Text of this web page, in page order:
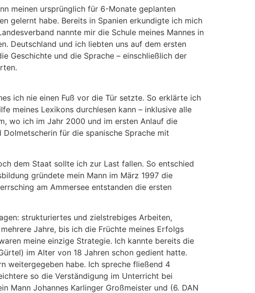
meinen ursprünglich für 6-Monate geplanten
gelernt habe. Bereits in Spanien erkundigte ich mich
nannte mir die Schule meines Mannes in
Deutschland und ich liebten uns auf dem ersten
Geschichte und die Sprache – einschließlich der
ich nie einen Fuß vor die Tür setzte. So erklärte ich
meines Lexikons durchlesen kann – inklusive alle
wo ich im Jahr 2000 und im ersten Anlauf die
für die spanische Sprache mit
dem Staat sollte ich zur Last fallen. So entschied
gründete mein Mann im März 1997 die
am Ammersee entstanden die ersten
strukturiertes und zielstrebiges Arbeiten,
Jahre, bis ich die Früchte meines Erfolgs
meine einzige Strategie. Ich kannte bereits die
im Alter von 18 Jahren schon gedient hatte.
weitergegeben habe. Ich spreche fließend 4
so die Verständigung im Unterricht bei
Mann Johannes Karlinger Großmeister und (6. DAN